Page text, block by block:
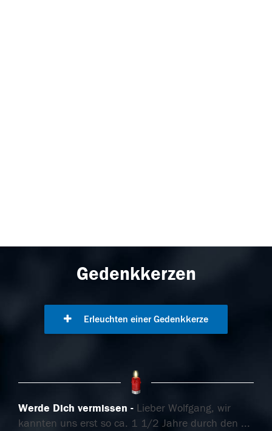
Gedenkkerzen
Erleuchten einer Gedenkkerze
Werde Dich vermissen
Lieber Wolfgang, wir
kannten uns erst so ca. 1 1/2 Jahre durch den ...